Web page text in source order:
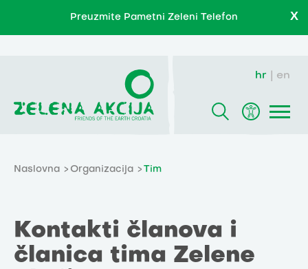
Preuzmite Pametni Zeleni Telefon X
hr en
Naslovna Organizacija Tim
Kontakti članova i
članica tima Zelene